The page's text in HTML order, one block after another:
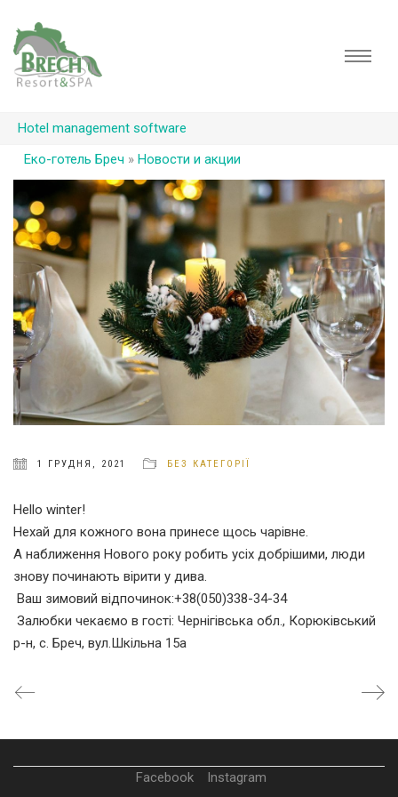
Hotel management software
Еко-готель Бреч » Новости и акции
1 ГРУДНЯ, 2021 БЕЗ КАТЕГОРІЇ
Hello winter!
Нехай для кожного вона принесе щось чарівне.
А наближення Нового року робить усіх добрішими, люди
знову починають вірити у дива.
Ваш зимовий відпочинок:+38(050)338-34-34
Залюбки чекаємо в гості: Чернігівська обл., Корюківський
р-н, с. Бреч, вул.Шкільна 15а
Facebook Instagram